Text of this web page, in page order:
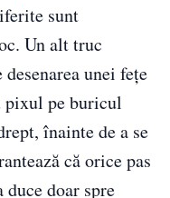
sunt
Un alt truc
unei fețe
pixul pe buricul
înainte de a se
că orice pas
doar spre